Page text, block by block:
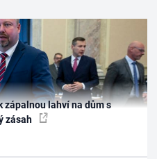
zápalnou lahví na dům s
zásah